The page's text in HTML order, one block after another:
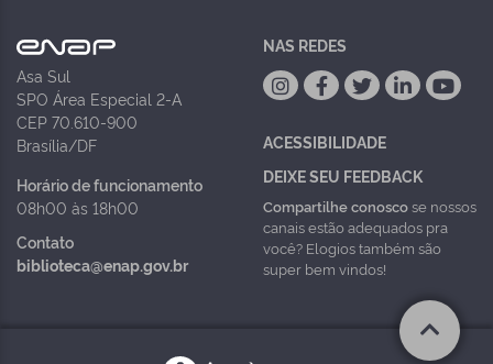
Asa Sul
SPO Área Especial 2-A
CEP 70.610-900
Brasília/DF
Horário de funcionamento
08h00 às 18h00
Contato
biblioteca@enap.gov.br
NAS REDES
ACESSIBILIDADE
DEIXE SEU FEEDBACK
Compartilhe conoscose nossos
canais estão adequados pra
você? Elogios também são
super bem vindos!